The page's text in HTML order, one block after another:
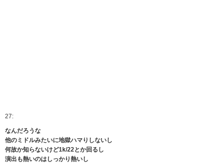
27:
なんだろうな
他のミドルみたいに地獄ハマりしないし
何故か知らないけど1k/22とか回るし
演出も熱いのはしっかり熱いし